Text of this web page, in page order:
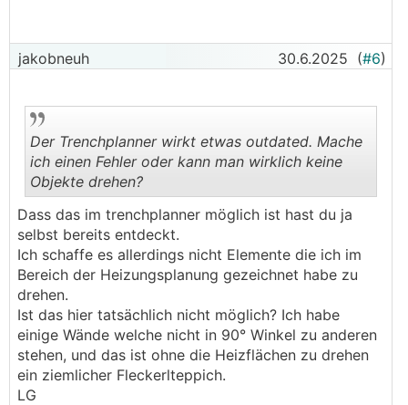
reinvenstiert
jakobneuh 30.6.2025 (#6)
..
Der Trenchplanner wirkt etwas outdated. Mache
ich einen Fehler oder kann man wirklich keine
Objekte drehen?
Dass das im trenchplanner möglich ist hast du ja
selbst bereits entdeckt.
Ich schaffe es allerdings nicht Elemente die ich im
Bereich der Heizungsplanung gezeichnet habe zu
drehen.
Ist das hier tatsächlich nicht möglich? Ich habe
einige Wände welche nicht in 90° Winkel zu anderen
stehen, und das ist ohne die Heizflächen zu drehen
ein ziemlicher Fleckerlteppich.
LG